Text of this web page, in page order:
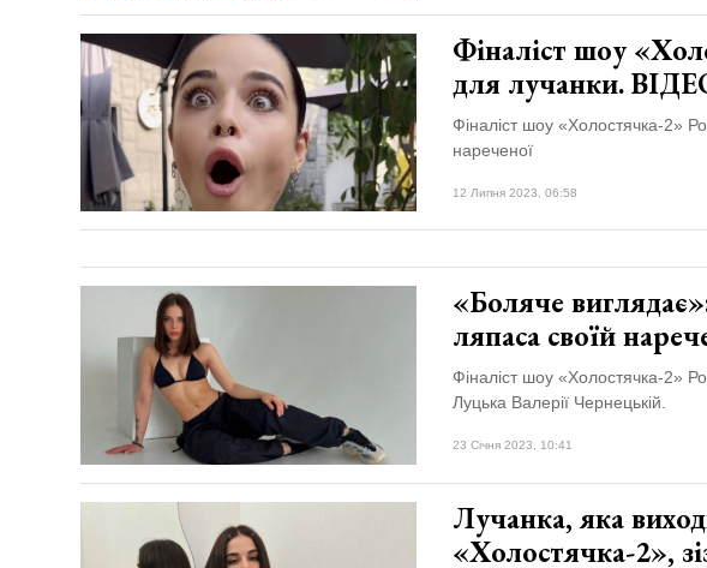
Фіналіст шоу
для лучанки.
Фіналіст шоу «Холостячка-2»
нареченої
12 Липня 2023, 06:58
«Боляче
ляпаса своїй
Фіналіст шоу «Холостячка-2»
Луцька Валерії Чернецькій.
23 Січня 2023, 10:41
Лучанка, яка
«Холостячка-2»,